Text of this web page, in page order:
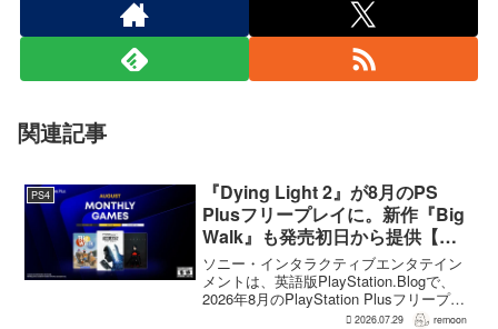
関連記事
PS4
『Dying Light 2』が8月のPS
Plusフリープレイに。新作『Big
Walk』も発売初日から提供【海
外発表】
ソニー・インタラクティブエンタテイン
メントは、英語版PlayStation.Blogで、
2026年8月のPlayStation Plusフリープレ
イとして『Dying Light 2 Stay Human:
2026.07.29 remoon